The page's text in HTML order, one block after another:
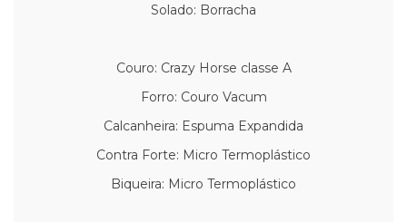
Solado: Borracha
Couro: Crazy Horse classe A
Forro: Couro Vacum
Calcanheira: Espuma Expandida
Contra Forte: Micro Termoplástico
Biqueira: Micro Termoplástico